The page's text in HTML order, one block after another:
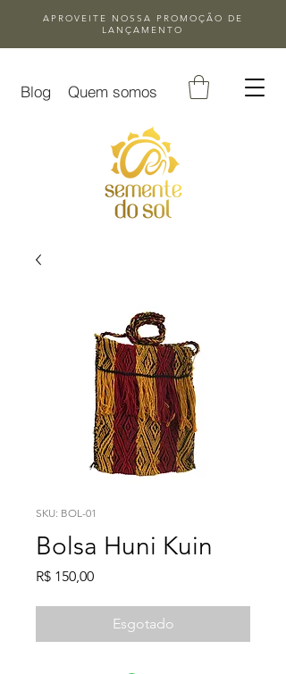
APROVEITE NOSSA
PROMOÇÃO DE
LANÇAMENTO
Blog Quem somos
SKU: BOL-01
Bolsa Huni Kuin
R$ 150,00Preço
Esgotado